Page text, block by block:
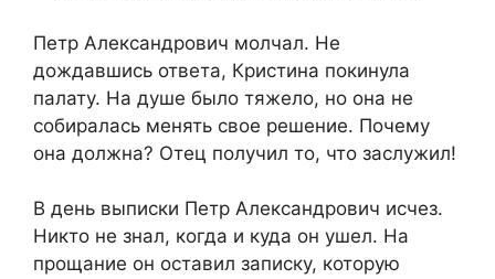
Петр Александрович молчал. Не
дождавшись ответа, Кристина покинула
палату. На душе было тяжело, но она не
собиралась менять свое решение. Почему
она должна? Отец получил то, что заслужил!
В день выписки Петр Александрович исчез.
Никто не знал, когда и куда он ушел. На
прощание он оставил записку, которую